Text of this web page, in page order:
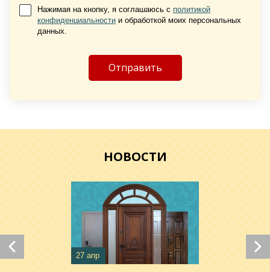
Хочу такую
Хочу такую
Хочу такую
Нажимая на кнопку, я соглашаюсь с политикой
конфиденциальности и обработкой моих персональных
данных.
НОВОСТИ
27 апр